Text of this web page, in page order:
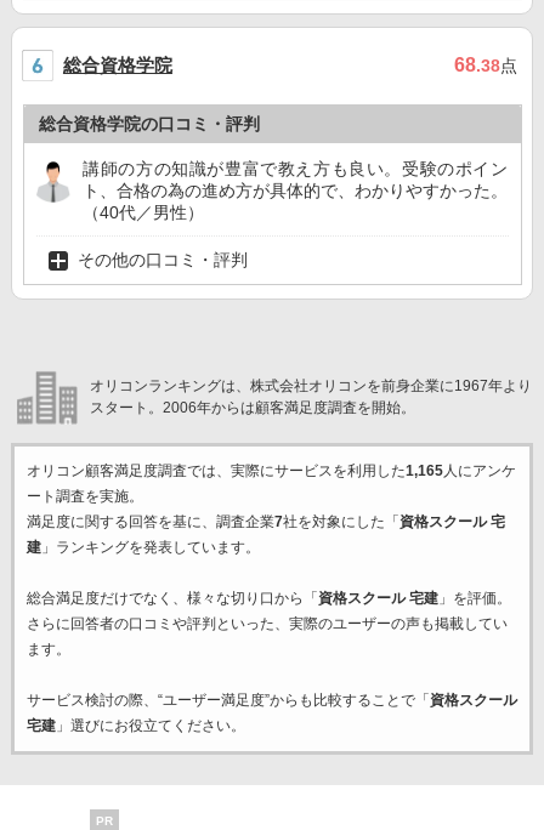
総合資格学院 68.38点
総合資格学院の口コミ・評判
講師の方の知識が豊富で教え方も良い。受験のポイン
ト、合格の為の進め方が具体的で、わかりやすかった。
（40代／男性）
その他の口コミ・評判
オリコンランキングは、株式会社オリコンを前身企業に1967年より
スタート。2006年からは顧客満足度調査を開始。
オリコン顧客満足度調査では、実際にサービスを利用した1,165人にアンケ
ート調査を実施。
満足度に関する回答を基に、調査企業7社を対象にした「 資格スクール 宅
建」ランキングを発表しています。
総合満足度だけでなく、様々な切り口から「 資格スクール 宅建」を評価。
さらに回答者の口コミや評判といった、実際のユーザーの声も掲載してい
ます。
サービス検討の際、“ユーザー満足度”からも比較することで「 資格スクール
宅建」選びにお役立てください。
PR